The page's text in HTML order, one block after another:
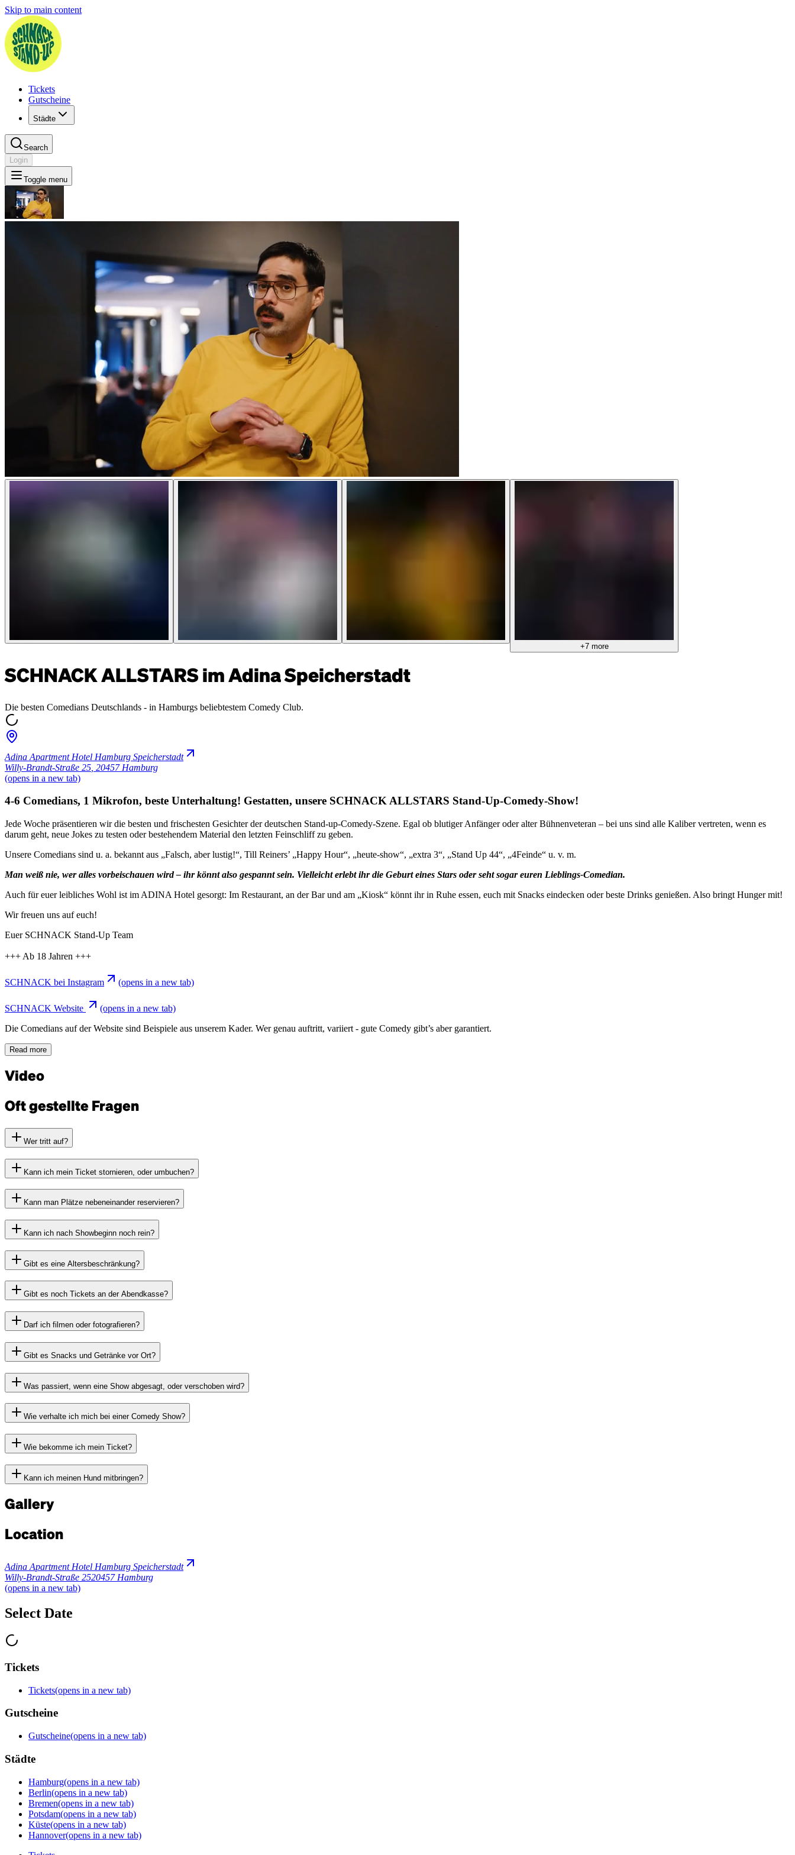
Skip to main content
Tickets
Gutscheine
Städte
Search
Login
Toggle menu
+7 more
SCHNACK ALLSTARS im Adina Speicherstadt
Die besten Comedians Deutschlands - in Hamburgs beliebtestem Comedy Club.
Adina Apartment Hotel Hamburg Speicherstadt
Willy-Brandt-Straße 25 20457 Hamburg
(opens in a new tab)
4-6 Comedians, 1 Mikrofon, beste Unterhaltung! Gestatten, unsere SCHNACK ALLSTARS Stand-Up-Comedy-Show!
Jede Woche präsentieren wir die besten und frischesten Gesichter der deutschen Stand-up-Comedy-Szene. Egal ob blutiger Anfänger oder alter Bühnenveteran – bei uns sind alle Kaliber vertreten, wenn es
darum geht, neue Jokes zu testen oder bestehendem Material den letzten Feinschliff zu geben.
Unsere Comedians sind u. a. bekannt aus „Falsch, aber lustig!“, Till Reiners’ „Happy Hour“, „heute-show“, „extra 3“, „Stand Up 44“, „4Feinde“ u. v. m.
Man weiß nie, wer alles vorbeischauen wird – ihr könnt also gespannt sein. Vielleicht erlebt ihr die Geburt eines Stars oder seht sogar euren Lieblings-Comedian.
Auch für euer leibliches Wohl ist im ADINA Hotel gesorgt: Im Restaurant, an der Bar und am „Kiosk“ könnt ihr in Ruhe essen, euch mit Snacks eindecken oder beste Drinks genießen. Also bringt Hunger mit!
Wir freuen uns auf euch!
Euer SCHNACK Stand-Up Team
+++ Ab 18 Jahren +++
SCHNACK bei Instagram (opens in a new tab)
SCHNACK Website
(opens in a new tab)
Die Comedians auf der Website sind Beispiele aus unserem Kader. Wer genau auftritt, variiert - gute Comedy gibt’s aber garantiert.
Read more
Video
Oft gestellte Fragen
Wer tritt auf?
Kann ich mein Ticket stornieren, oder umbuchen?
Kann man Plätze nebeneinander reservieren?
Kann ich nach Showbeginn noch rein?
Gibt es eine Altersbeschränkung?
Gibt es noch Tickets an der Abendkasse?
Darf ich filmen oder fotografieren?
Gibt es Snacks und Getränke vor Ort?
Was passiert, wenn eine Show abgesagt, oder verschoben wird?
Wie verhalte ich mich bei einer Comedy Show?
Wie bekomme ich mein Ticket?
Kann ich meinen Hund mitbringen?
Gallery
Location
Adina Apartment Hotel Hamburg Speicherstadt
Willy-Brandt-Straße 2520457 Hamburg
(opens in a new tab)
Select Date
Tickets
Tickets(opens in a new tab)
Gutscheine
Gutscheine(opens in a new tab)
Städte
Hamburg(opens in a new tab)
Berlin(opens in a new tab)
Bremen(opens in a new tab)
Potsdam(opens in a new tab)
Küste(opens in a new tab)
Hannover(opens in a new tab)